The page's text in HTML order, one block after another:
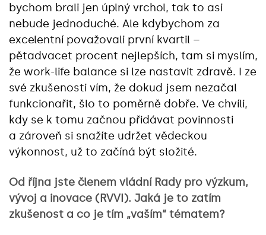
bychom brali jen úplný vrchol, tak to asi
nebude jednoduché. Ale kdybychom za
excelentní považovali první kvartil –
pětadvacet procent nejlepších, tam si myslím,
že work-life balance si lze nastavit zdravě. I ze
své zkušenosti vím, že dokud jsem nezačal
funkcionařit, šlo to poměrně dobře. Ve chvíli,
kdy se k tomu začnou přidávat povinnosti
a zároveň si snažíte udržet vědeckou
výkonnost, už to začíná být složité.
Od října jste členem vládní Rady pro výzkum,
vývoj a inovace (RVVI). Jaká je to zatím
zkušenost a co je tím „vaším“ tématem?